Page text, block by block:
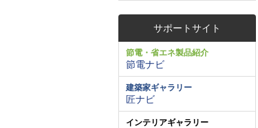
サポートサイト
節電・省エネ製品紹介
節電ナビ
建築家ギャラリー
匠ナビ
インテリアギャラリー